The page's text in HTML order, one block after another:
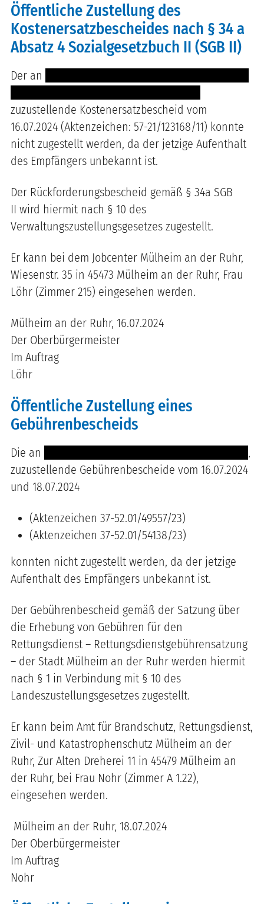
Öffentliche Zustellung des
Kostenersatzbescheides nach § 34 a
Absatz 4 Sozialgesetzbuch II (SGB II)
Der an
zuzustellende Kostenersatzbescheid vom
16.07.2024 (Aktenzeichen: 57-21/123168/11) konnte
nicht zugestellt werden, da der jetzige Aufenthalt
des Empfängers unbekannt ist.
Der Rückforderungsbescheid gemäß § 34a SGB
II wird hiermit nach § 10 des
Verwaltungszustellungsgesetzes zugestellt.
Er kann bei dem Jobcenter Mülheim an der Ruhr,
Wiesenstr. 35 in 45473 Mülheim an der Ruhr, Frau
Löhr (Zimmer 215) eingesehen werden.
Mülheim an der Ruhr, 16.07.2024
Der Oberbürgermeister
Im Auftrag
Löhr
Öffentliche Zustellung eines
Gebührenbescheids
Die an
,
zuzustellende Gebührenbescheide vom 16.07.2024
und 18.07.2024
(Aktenzeichen 37-52.01/49557/23)
(Aktenzeichen 37-52.01/54138/23)
konnten nicht zugestellt werden, da der jetzige
Aufenthalt des Empfängers unbekannt ist.
Der Gebührenbescheid gemäß der Satzung über
die Erhebung von Gebühren für den
Rettungsdienst – Rettungsdienstgebührensatzung
– der Stadt Mülheim an der Ruhr werden hiermit
nach § 1 in Verbindung mit § 10 des
Landeszustellungsgesetzes zugestellt.
Er kann beim Amt für Brandschutz, Rettungsdienst,
Zivil- und Katastrophenschutz Mülheim an der
Ruhr, Zur Alten Dreherei 11 in 45479 Mülheim an
der Ruhr, bei Frau Nohr (Zimmer A 1.22),
eingesehen werden.
Mülheim an der Ruhr, 18.07.2024
Der Oberbürgermeister
Im Auftrag
Nohr